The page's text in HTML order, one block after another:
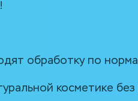
обработку по
косметике